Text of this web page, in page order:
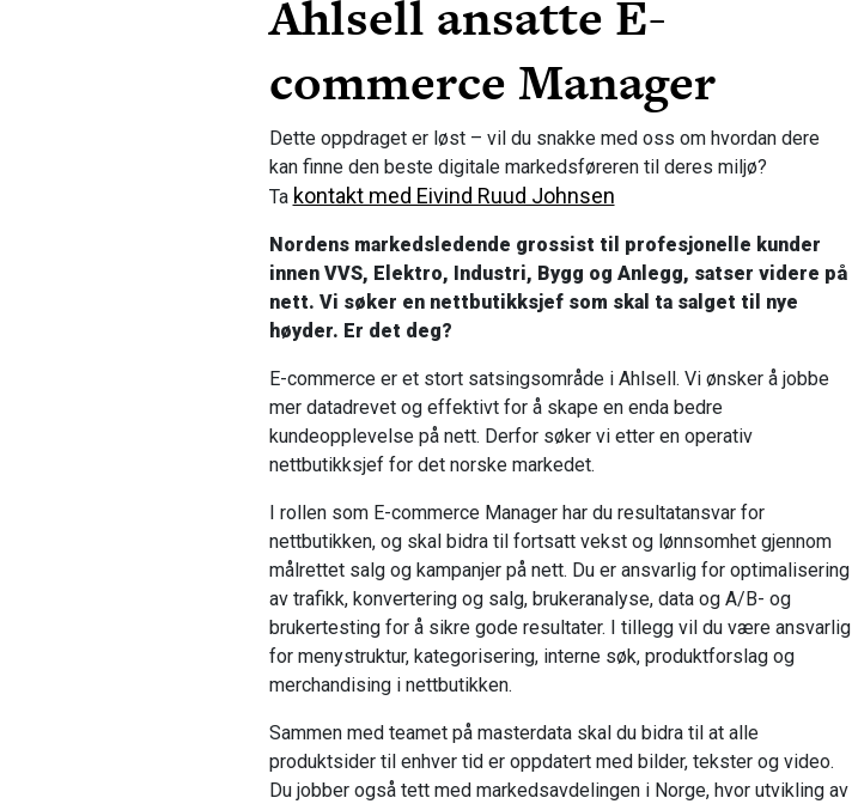
Ahlsell ansatte E-
commerce Manager
Dette oppdraget er løst – vil du snakke med oss om hvordan dere
kan finne den beste digitale markedsføreren til deres miljø?
Ta kontakt med Eivind Ruud Johnsen
Nordens markedsledende grossist til profesjonelle kunder
innen VVS, Elektro, Industri, Bygg og Anlegg, satser videre på
nett. Vi søker en nettbutikksjef som skal ta salget til nye
høyder. Er det deg?
E-commerce er et stort satsingsområde i Ahlsell. Vi ønsker å jobbe
mer datadrevet og effektivt for å skape en enda bedre
kundeopplevelse på nett. Derfor søker vi etter en operativ
nettbutikksjef for det norske markedet.
I rollen som E-commerce Manager har du resultatansvar for
nettbutikken, og skal bidra til fortsatt vekst og lønnsomhet gjennom
målrettet salg og kampanjer på nett. Du er ansvarlig for optimalisering
av trafikk, konvertering og salg, brukeranalyse, data og A/B- og
brukertesting for å sikre gode resultater. I tillegg vil du være ansvarlig
for menystruktur, kategorisering, interne søk, produktforslag og
merchandising i nettbutikken.
Sammen med teamet på masterdata skal du bidra til at alle
produktsider til enhver tid er oppdatert med bilder, tekster og video.
Du jobber også tett med markedsavdelingen i Norge, hvor utvikling av